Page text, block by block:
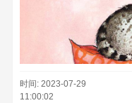
时间: 2023-07-29
11:00:02